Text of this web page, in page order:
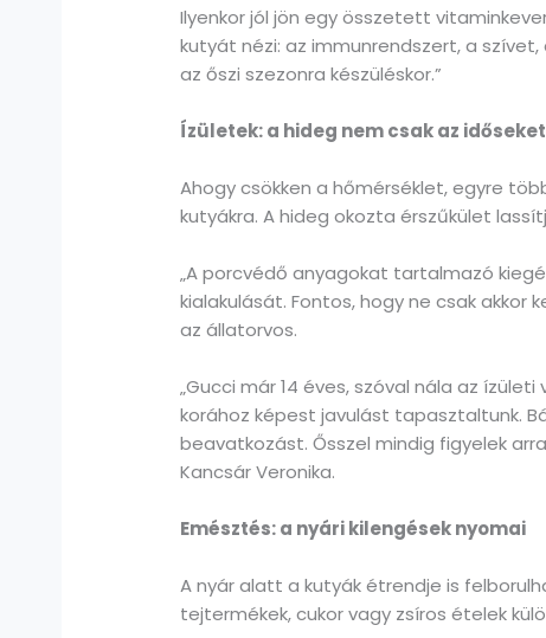
Ilyenkor jól jön egy összetett
kutyát nézi: az immunrendszert, a
az őszi szezonra készüléskor.”
Ízületek: a hideg nem csak az
Ahogy csökken a hőmérséklet, egyre
kutyákra. A hideg okozta érszűkület
„A porcvédő anyagokat tartalmazó
kialakulását. Fontos, hogy ne csak
az állatorvos.
„Gucci már 14 éves, szóval nála az
korához képest javulást tapasztaltunk.
beavatkozást. Ősszel mindig figyelek
Kancsár Veronika.
Emésztés: a nyári kilengések nyomai
A nyár alatt a kutyák étrendje is
tejtermékek, cukor vagy zsíros ételek